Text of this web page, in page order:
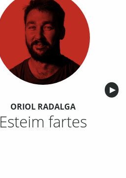
▶︎
ORIOL RADALGA
Esteim fartes